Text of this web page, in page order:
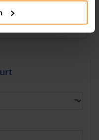
het kopen van